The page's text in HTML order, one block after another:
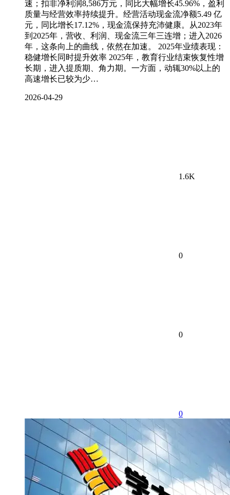
速；扣非净利润8,586万元，同比大幅增长45.96%，盈利
质量与经营效率持续提升。经营活动现金流净额5.49 亿
元，同比增长17.12%，现金流保持充沛健康。从2023年
到2025年，营收、利润、现金流三年三连增；进入2026
年，这条向上的曲线，依然在加速。 2025年业绩表现：
稳健增长同时提升效率 2025年，教育行业结束恢复性增
长期，进入提质期、角力期。一方面，动辄30%以上的
高速增长已较为少…
2026-04-29
1.6K
0
0
0